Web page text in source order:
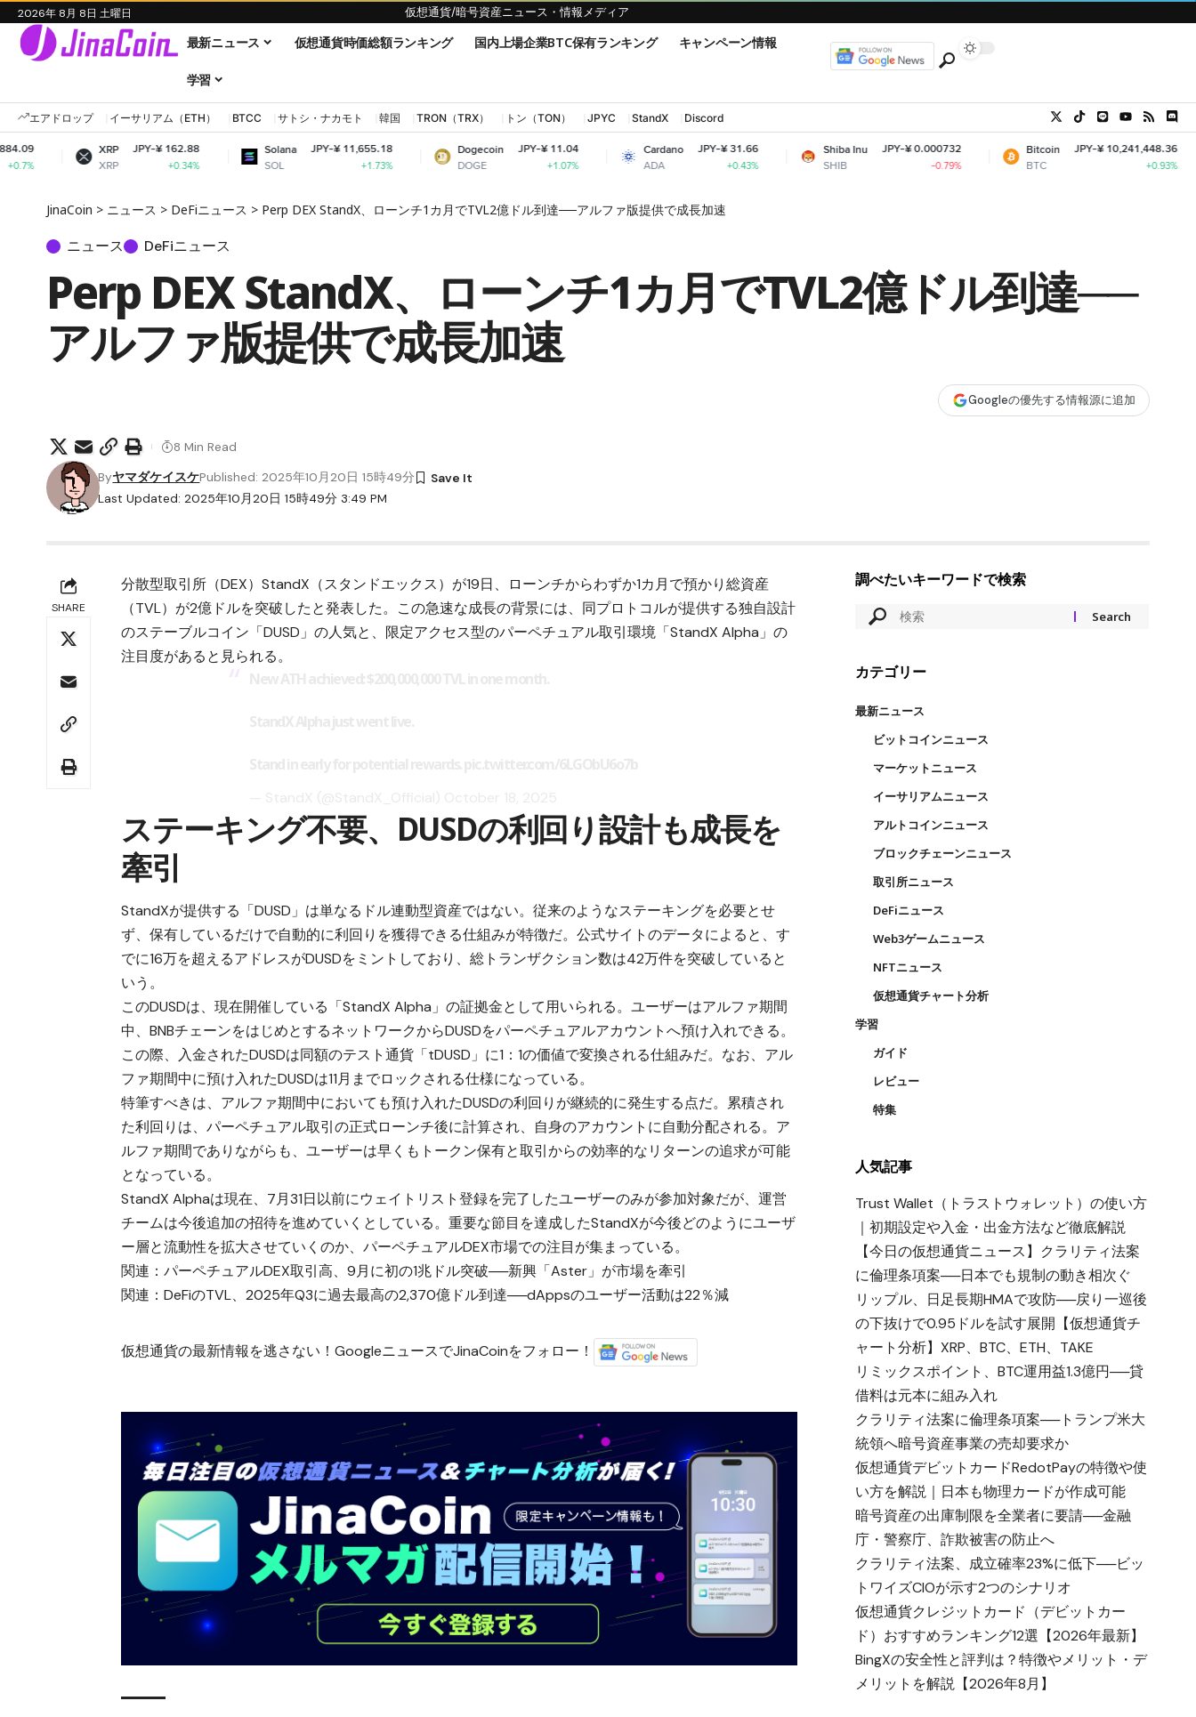
2026年 8月 8日 土曜日 仮想通貨/暗号資産ニュース・情報メディア
最新ニュース 仮想通貨時価総額ランキング 国内上場企業BTC保有ランキング キャンペーン情報
学習
エアドロップ イーサリアム（ETH） BTCC サトシ・ナカモト 韓国 TRON（TRX） トン（TON） JPYC StandX Discord
XRP
XRP
JPY-¥ 162.88
+0.34%
Solana
SOL
JPY-¥ 11,655.18
+1.73%
Dogecoin
DOGE
JPY-¥ 11.04
+1.07%
Cardano
ADA
JPY-¥ 31.66
+0.43%
Shiba Inu
SHIB
JPY-¥ 0.000732
Bitcoin
BTC
JPY-¥ 10,241,448.36
ETH
JinaCoin > ニュース > DeFiニュース > Perp DEX StandX、ローンチ1カ月でTVL2億ドル到達──アルファ版提供で成長加速
ニュース DeFiニュース
Perp DEX StandX、ローンチ1カ月でTVL2億ドル到達──
アルファ版提供で成長加速
Googleの優先する情報源に追加
Last Updated: 2025年10月20日 15時49分 3:49 PM
ByヤマダケイスケPublished: 2025年10月20日 15時49分
8 Min Read
SHARE
分散型取引所（DEX）StandX（スタンドエックス）が19日、ローンチからわずか1カ月で預かり総資産
（TVL）が2億ドルを突破したと発表した。この急速な成長の背景には、同プロトコルが提供する独自設計
のステーブルコイン「DUSD」の人気と、限定アクセス型のパーペチュアル取引環境「StandX Alpha」の
注目度があると見られる。
ステーキング不要、DUSDの利回り設計も成長を
牽引
StandXが提供する「DUSD」は単なるドル連動型資産ではない。従来のようなステーキングを必要とせ
ず、保有しているだけで自動的に利回りを獲得できる仕組みが特徴だ。公式サイトのデータによると、す
でに16万を超えるアドレスがDUSDをミントしており、総トランザクション数は42万件を突破していると
いう。
このDUSDは、現在開催している「StandX Alpha」の証拠金として用いられる。ユーザーはアルファ期間
中、BNBチェーンをはじめとするネットワークからDUSDをパーペチュアルアカウントへ預け入れできる。
この際、入金されたDUSDは同額のテスト通貨「tDUSD」に1：1の価値で変換される仕組みだ。なお、アル
ファ期間中に預け入れたDUSDは11月までロックされる仕様になっている。
特筆すべきは、アルファ期間中においても預け入れたDUSDの利回りが継続的に発生する点だ。累積され
た利回りは、パーペチュアル取引の正式ローンチ後に計算され、自身のアカウントに自動分配される。ア
ルファ期間でありながらも、ユーザーは早くもトークン保有と取引からの効率的なリターンの追求が可能
となっている。
StandX Alphaは現在、7月31日以前にウェイトリスト登録を完了したユーザーのみが参加対象だが、運営
チームは今後追加の招待を進めていくとしている。重要な節目を達成したStandXが今後どのようにユーザ
ー層と流動性を拡大させていくのか、パーペチュアルDEX市場での注目が集まっている。
関連：パーペチュアルDEX取引高、9月に初の1兆ドル突破──新興「Aster」が市場を牽引
関連：DeFiのTVL、2025年Q3に過去最高の2,370億ドル到達──dAppsのユーザー活動は22％減
仮想通貨の最新情報を逃さない！GoogleニュースでJinaCoinをフォロー！
調べたいキーワードで検索
カテゴリー
最新ニュース
ビットコインニュース
マーケットニュース
イーサリアムニュース
アルトコインニュース
ブロックチェーンニュース
取引所ニュース
DeFiニュース
Web3ゲームニュース
NFTニュース
仮想通貨チャート分析
学習
ガイド
レビュー
特集
人気記事
Trust Wallet（トラストウォレット）の使い方
｜初期設定や入金・出金方法など徹底解説
【今日の仮想通貨ニュース】クラリティ法案
に倫理条項案──日本でも規制の動き相次ぐ
リップル、日足長期HMAで攻防──戻り一巡後
の下抜けで0.95ドルを試す展開【仮想通貨チ
ャート分析】XRP、BTC、ETH、TAKE
リミックスポイント、BTC運用益1.3億円──貸
借料は元本に組み入れ
クラリティ法案に倫理条項案──トランプ米大
統領へ暗号資産事業の売却要求か
仮想通貨デビットカードRedotPayの特徴や使
い方を解説｜日本も物理カードが作成可能
暗号資産の出庫制限を全業者に要請──金融
庁・警察庁、詐欺被害の防止へ
クラリティ法案、成立確率23%に低下──ビッ
トワイズCIOが示す2つのシナリオ
仮想通貨クレジットカード（デビットカー
ド）おすすめランキング12選【2026年最新】
BingXの安全性と評判は？特徴やメリット・デ
メリットを解説【2026年8月】